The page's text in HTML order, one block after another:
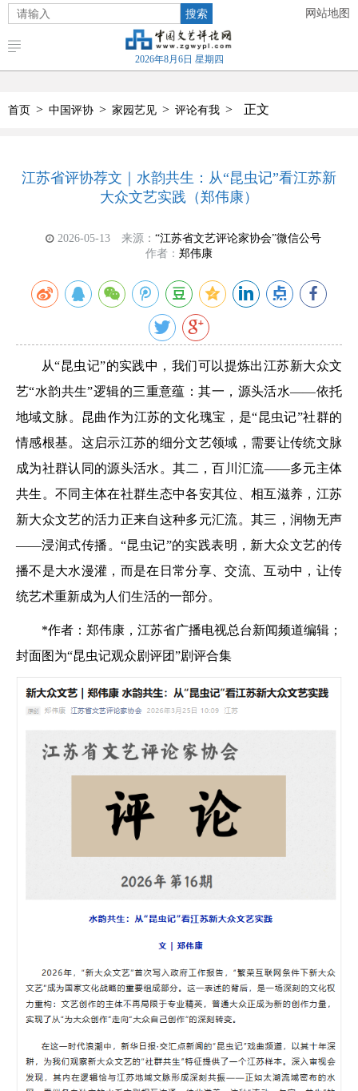
搜索 网站地图
2026年8月6日 星期四
首页 > 中国评协 > 家园艺见 > 评论有我 > 正文
江苏省评协荐文｜水韵共生：从“昆虫记”看江苏新
大众文艺实践（郑伟康）
2026-05-13 来源： “江苏省文艺评论家协会”微信公号
作者： 郑伟康
从“昆虫记”的实践中，我们可以提炼出江苏新大众文
艺“水韵共生”逻辑的三重意蕴：其一，源头活水——依托
地域文脉。昆曲作为江苏的文化瑰宝，是“昆虫记”社群的
情感根基。这启示江苏的细分文艺领域，需要让传统文脉
成为社群认同的源头活水。其二，百川汇流——多元主体
共生。不同主体在社群生态中各安其位、相互滋养，江苏
新大众文艺的活力正来自这种多元汇流。其三，润物无声
——浸润式传播。“昆虫记”的实践表明，新大众文艺的传
播不是大水漫灌，而是在日常分享、交流、互动中，让传
统艺术重新成为人们生活的一部分。
*作者：郑伟康，江苏省广播电视总台新闻频道编辑；
封面图为“昆虫记观众剧评团”剧评合集